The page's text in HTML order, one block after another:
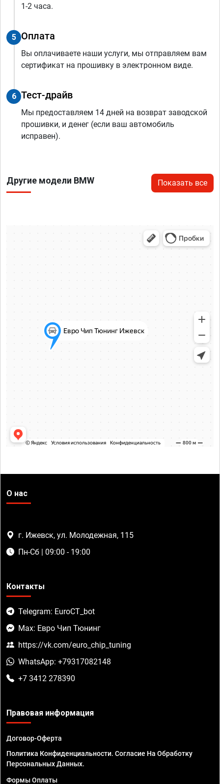
1-2 часа.
5 Оплата
Вы оплачиваете наши услуги, мы отправляем вам
сертификат на прошивку в электронном виде.
6 Тест-драйв
Мы предоставляем 14 дней на возврат заводской
прошивки, и денег (если ваш автомобиль
исправен).
Другие модели BMW Показать все
О нас
г. Ижевск, ул. Молодежная, 115
Пн-Сб | 09:00 - 19:00
Контакты
Telegram: EuroCT_bot
Max: Евро Чип Тюнинг
https://vk.com/euro_chip_tuning
WhatsApp: +79317082148
+7 3412 278390
Правовая информация
Договор-Оферта
Политика Конфиденциальности. Согласие На Обработку
Персональных Данных.
Формы Оплаты